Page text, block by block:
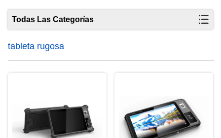
Todas Las Categorías
tableta rugosa